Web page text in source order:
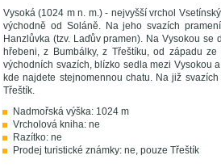
Vysoká (1024 m n. m.) - nejvyšší vrchol
východně od Soláně. Na jeho svazích
Hanzlůvka (tzv. Laďův pramen). Na Vysokou
hřebeni, z Bumbálky, z Třeštíku, od západu
východních svazích, blízko sedla mezi Vysokou
kde najdete stejnomennou chatu. Na již
Třeštík.
Nadmořská výška: 1024 m
Vrcholová kniha: ne
Razítko: ne
Prodej turistické známky: ne, pouze Třeštík